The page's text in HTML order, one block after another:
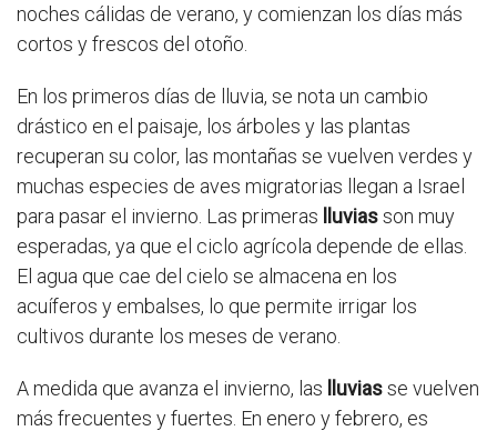
noches cálidas de verano, y comienzan los días más
cortos y frescos del otoño.
En los primeros días de lluvia, se nota un cambio
drástico en el paisaje, los árboles y las plantas
recuperan su color, las montañas se vuelven verdes y
muchas especies de aves migratorias llegan a Israel
para pasar el invierno. Las primeras lluviasson muy
esperadas, ya que el ciclo agrícola depende de ellas.
El agua que cae del cielo se almacena en los
acuíferos y embalses, lo que permite irrigar los
cultivos durante los meses de verano.
A medida que avanza el invierno, las lluviasse vuelven
más frecuentes y fuertes. En enero y febrero, es